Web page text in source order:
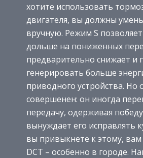
хотите использовать
двигателя, вы должны
вручную. Режим S
дольше на пониженных
предварительно снижает и
генерировать больше
приводного устройства. Но
совершенен: он иногда
передачу, одерживая
вынуждает его исправлять
вы привыкнете к этому, вам
DCT – особенно в городе.